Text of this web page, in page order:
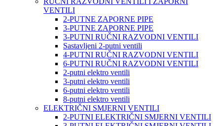
VENTILI
2-PUTNE ZAPORNE PIPE
3-PUTNE ZAPORNE PIPE
3-PUTNI RUČNI RAZVODNI VENTILI
Sastavljeni 2-putni ventili
4-PUTNI RUČNI RAZVODNI VENTILI
6-PUTNI RUČNI RAZVODNI VENTILI
2-putni elektro ventili
3-putni elektro ventili
6-putni elektro ventili
8-putni elektro ventili
ELEKTRIČNI SMJERNI VENTILI
2-PUTNI ELEKTRIČNI SMJERNI VENTILI